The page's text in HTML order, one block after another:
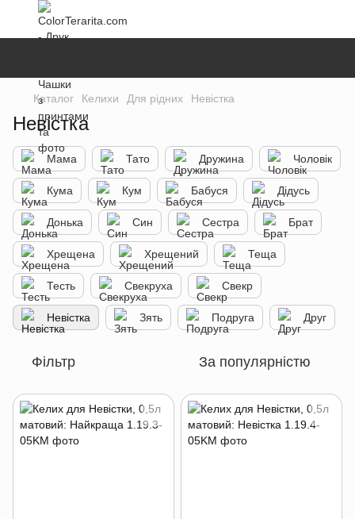
Каталог Келихи Для рідних Невістка
Невістка
Мама Тато Дружина Чоловік
Кума Кум Бабуся Дідусь
Донька Син Сестра Брат
Хрещена Хрещений Теща
Тесть Свекруха Свекр
Невістка Зять Подруга Друг
Фільтр За популярністю